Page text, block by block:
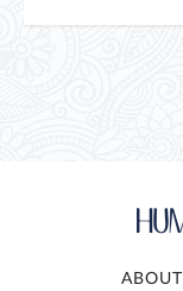
ABOUT